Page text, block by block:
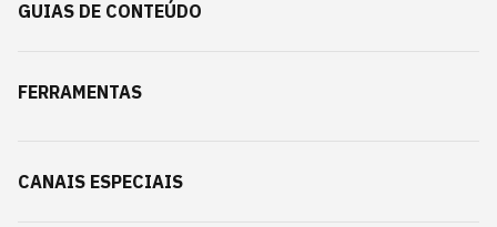
GUIAS DE CONTEÚDO
FERRAMENTAS
CANAIS ESPECIAIS